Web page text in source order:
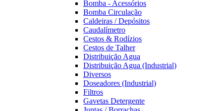
Bomba - Acessórios
Bomba Circulação
Caldeiras / Depósitos
Caudalímetro
Cestos & Rodízios
Cestos de Talher
Distribuição Agua
Distribuição Agua (Industrial)
Diversos
Doseadores (Industrial)
Filtros
Gavetas Detergente